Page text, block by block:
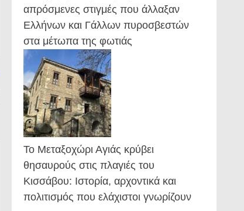
απρόσμενες στιγμές που άλλαξαν
Ελλήνων και Γάλλων πυροσβεστών
στα μέτωπα της φωτιάς
Το Μεταξοχώρι Αγιάς κρύβει
θησαυρούς στις πλαγιές του
Κισσάβου: Ιστορία, αρχοντικά και
πολιτισμός που ελάχιστοι γνωρίζουν